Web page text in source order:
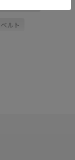
ベルト